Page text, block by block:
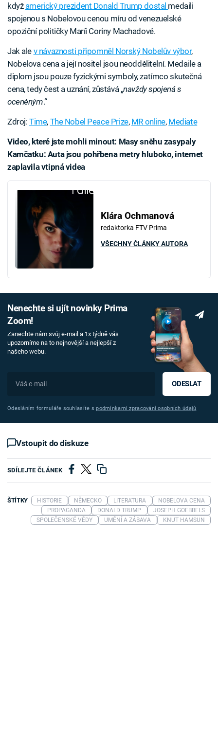
když americký prezident Donald Trump dostal medaili
spojenou s Nobelovou cenou míru od venezuelské
opoziční političky Maríi Coriny Machadové.
Jak ale v návaznosti připomněl Norský Nobelův výbor,
Nobelova cena a její nositel jsou neoddělitelní. Medaile a
diplom jsou pouze fyzickými symboly, zatímco skutečná
cena, tedy čest a uznání, zůstává „navždy spojená s
oceněným.“
Zdroj:Time, The Nobel Peace Prize, MR online, Mediate
Video, které jste mohli minout: Masy sněhu zasypaly
Kamčatku: Auta jsou pohřbena metry hluboko, internet
zaplavila vtipná videa
Failed to fetch
Klára Ochmanová
redaktorka FTV Prima
VŠECHNY ČLÁNKY AUTORA
Nenechte si ujít novinky Prima
Zoom!
Zanechte nám svůj e-mail a 1x týdně vás
upozorníme na to nejnovější a nejlepší z
našeho webu.
ODESLAT
Odesláním formuláře souhlasíte spodmínkami zpracování osobních údajů
Vstoupit do diskuze
SDÍLEJTE ČLÁNEK
ŠTÍTKY HISTORIE NĚMECKO LITERATURA
NOBELOVA CENA
PROPAGANDA
DONALD TRUMP
JOSEPH GOEBBELS
SPOLEČENSKÉ VĚDY
UMĚNÍ A ZÁBAVA KNUT HAMSUN